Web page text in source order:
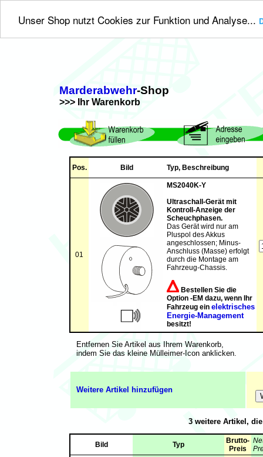
Unser Shop nutzt Cookies zur Funktion und Analyse...
Marderabwehr-Shop
>>> Ihr Warenkorb
Pos. Bild Typ, Beschreibung
01
MS2040K-Y
Ultraschall-Gerät mit
Kontroll-Anzeige der
Scheuchphasen.
Das Gerät wird nur am
Pluspol des Akkus
angeschlossen; Minus-
Anschluss (Masse) erfolgt
durch die Montage am
Fahrzeug-Chassis.
Bestellen Sie die
Option -EM dazu, wenn Ihr
Fahrzeug ein elektrisches
Energie-Management
besitzt!
Entfernen Sie Artikel aus Ihrem Warenkorb,
indem Sie das kleine Mülleimer-Icon anklicken.
Weitere Artikel hinzufügen
3 weitere Artikel,
Bild Typ
Brutto-
Preis